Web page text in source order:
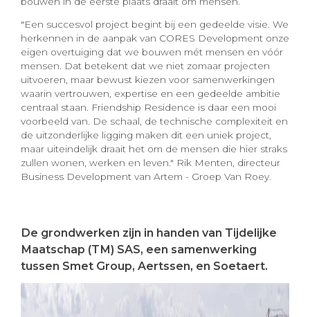
"Een succesvol project begint bij een gedeelde visie. We
herkennen in de aanpak van CORES Development onze
eigen overtuiging dat we bouwen mét mensen en vóór
mensen. Dat betekent dat we niet zomaar projecten
uitvoeren, maar bewust kiezen voor samenwerkingen
waarin vertrouwen, expertise en een gedeelde ambitie
centraal staan. Friendship Residence is daar een mooi
voorbeeld van. De schaal, de technische complexiteit en
de uitzonderlijke ligging maken dit een uniek project,
maar uiteindelijk draait het om de mensen die hier straks
zullen wonen, werken en leven." Rik Menten, directeur
Business Development van Artem - Groep Van Roey.
De grondwerken zijn in handen van Tijdelijke
Maatschap (TM) SAS, ​​een samenwerking
tussen Smet Group, Aertssen, en Soetaert.